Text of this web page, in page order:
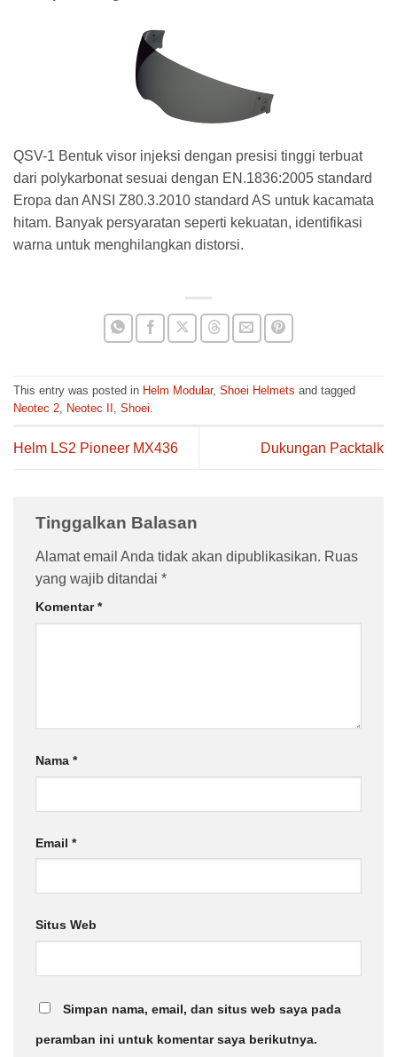
QSV-1 Bentuk visor injeksi dengan presisi tinggi terbuat
dari polykarbonat sesuai dengan EN.1836:2005 standard
Eropa dan ANSI Z80.3.2010 standard AS untuk kacamata
hitam. Banyak persyaratan seperti kekuatan, identifikasi
warna untuk menghilangkan distorsi.
This entry was posted in Helm Modular, Shoei Helmets and tagged
Neotec 2, Neotec II , Shoei.
Helm LS2 Pioneer MX436 Dukungan Packtalk
Tinggalkan Balasan
Alamat email Anda tidak akan dipublikasikan. Ruas
yang wajib ditandai *
Komentar*
Nama *
Email *
Situs Web
Simpan nama, email, dan situs web saya pada
peramban ini untuk komentar saya berikutnya.